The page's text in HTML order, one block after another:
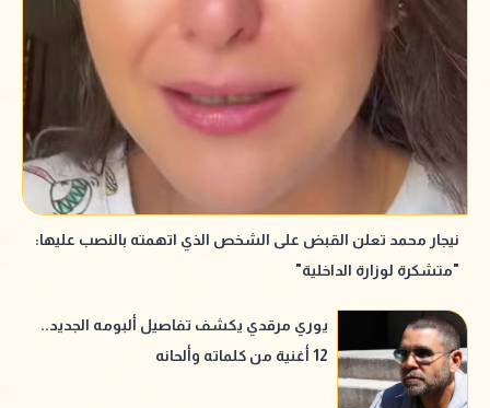
نيجار محمد تعلن القبض على الشخص الذي اتهمته بالنصب عليها:
"متشكرة لوزارة الداخلية"
يوري مرقدي يكشف تفاصيل ألبومه الجديد..
12 أغنية من كلماته وألحانه